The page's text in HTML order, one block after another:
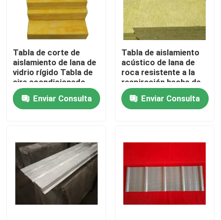
Hogar
Productos
Sobre nosotros
Viaje de la fábrica
Control de calidad
Éntrenos en contacto con
Tabla de corte de
aislamiento de lana de
vidrio rígido Tabla de
aire acondicionado
Enviar Consulta
Tabla de aislamiento
acústico de lana de
roca resistente a la
respiración hecha de
materiales sostenibles
Enviar Consulta